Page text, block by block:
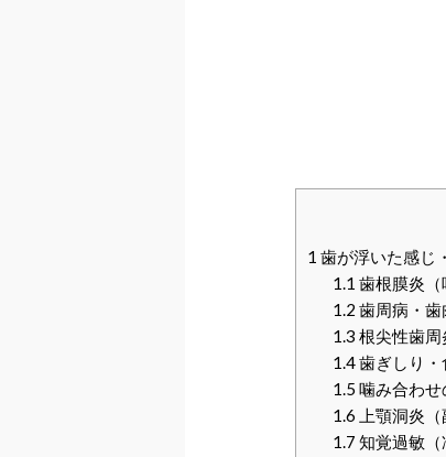
1 歯が浮いた感じ
1.1 歯根膜炎（
1.2 歯周病・歯
1.3 根尖性歯周
1.4歯ぎしり・
1.5 噛み合わせ
1.6 上顎洞炎
1.7 知覚過敏（